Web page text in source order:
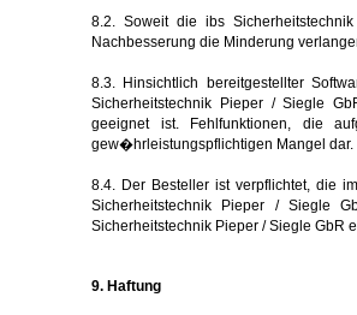
8.2. Soweit die ibs
Nachbesserung die Minderung
8.3. Hinsichtlich bereitgestellter
Sicherheitstechnik Pieper / Siegle
geeignet ist. Fehlfunktionen, die
gew�hrleistungspflichtigen Mangel dar.
8.4. Der Besteller ist verpflichtet, die
Sicherheitstechnik Pieper / Siegle
Sicherheitstechnik Pieper / Siegle GbR
9. Haftung